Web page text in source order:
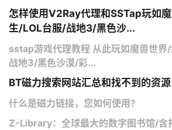
怎样使用V2Ray代理和SSTap玩如
生/LOL台服/战地3/黑色沙...
sstap游戏代理教程 从此玩如魔兽世
战地3/黑色沙漠/彩...
BT磁力搜索网站汇总和找不到的资源
什么是磁力链接，您如何使用？
Z-Library：全球最大的数字图书馆/含